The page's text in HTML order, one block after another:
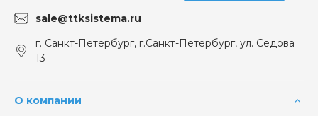
sale@ttksistema.ru
г. Санкт-Петербург, г.Санкт-Петербург, ул. Седова
13
О компании